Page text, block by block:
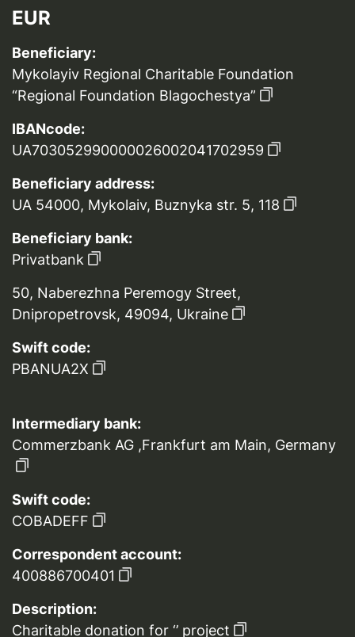
EUR
Beneficiary:
Mykolayiv Regional Charitable Foundation
“Regional Foundation Blagochestya”
IBANcode:
UA703052990000026002041702959
Beneficiary address:
UA 54000, Mykolaiv, Buznyka str. 5, 118
Beneficiary bank:
Privatbank
50, Naberezhna Peremogy Street,
Dnipropetrovsk, 49094, Ukraine
Swift code:
PBANUA2X
Intermediary bank:
Commerzbank AG ,Frankfurt am Main, Germany
Swift code:
COBADEFF
Correspondent account:
400886700401
Description:
Charitable donation for ‘’ project